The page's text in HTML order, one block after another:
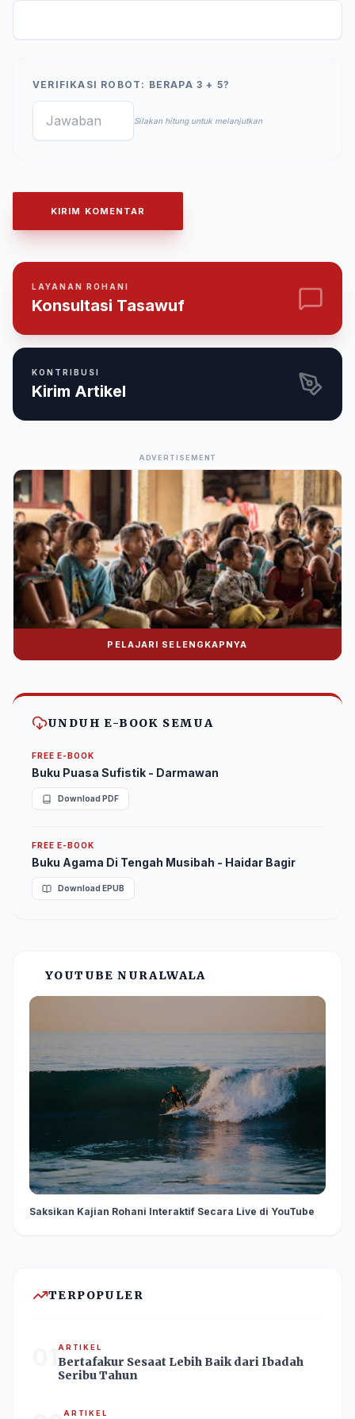
VERIFIKASI ROBOT: BERAPA 3 + 5?
Silakan hitung untuk melanjutkan
KIRIM KOMENTAR
LAYANAN ROHANI
Konsultasi Tasawuf
KONTRIBUSI
Kirim Artikel
ADVERTISEMENT
Donasi Nuralwala Foundation
Bantu syiar dakwah melalui platform digital.
PELAJARI SELENGKAPNYA
UNDUH E-BOOK SEMUA
FREE E-BOOK
Buku Puasa Sufistik - Darmawan
Download PDF
FREE E-BOOK
Buku Agama Di Tengah Musibah - Haidar Bagir
Download EPUB
YOUTUBE NURALWALA
Saksikan Kajian Rohani Interaktif Secara Live di YouTube
TERPOPULER
ARTIKEL
Bertafakur Sesaat Lebih Baik dari Ibadah
Seribu Tahun
ARTIKEL